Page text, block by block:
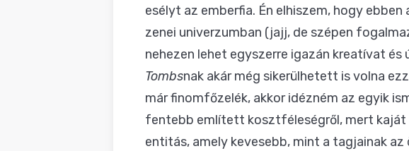
esélyt az emberfia. Én elhiszem, hogy
zenei univerzumban (jajj, de szépen
nehezen lehet egyszerre igazán kreatívat és
Tombsnak akár még sikerülhetett is volna
már finomfőzelék, akkor idézném az egyik
fentebb említett kosztféleségről, mert kaját
entitás, amely kevesebb, mint a tagjainak